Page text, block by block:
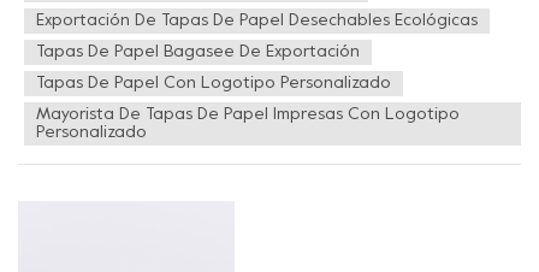
los productos con tapa de plástico sin sacrificar los hábitos de
comportamiento del consumidor? , nació la aplicación de la
cubierta de papel. Desde el diseño y desarrollo del concepto
de tapa de papel hasta la producción de vasos de papel,
desde la prueba de ajuste de la tapa hasta la entrega final a
Exportación De Tapas De Papel Desechables Ecológicas
Tapas De Papel Bagasee De Exportación
Tapas De Papel Con Logotipo Personalizado
Mayorista De Tapas De Papel Impresas Con Logotipo
Personalizado